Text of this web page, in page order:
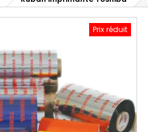
Prix réduit